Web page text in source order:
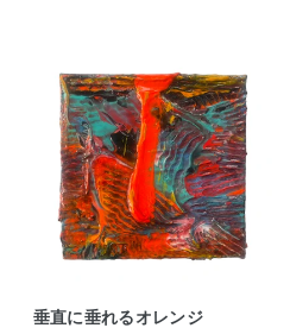
垂直に垂れるオレンジ